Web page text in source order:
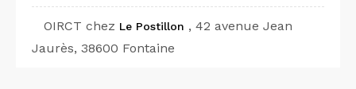
OIRCT chez Le Postillon , 42 avenue Jean
Jaurès, 38600 Fontaine